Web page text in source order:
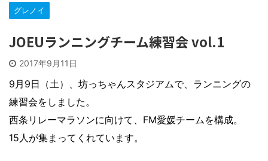
グレノイ
JOEUランニングチーム練習会 vol.1
2017年9月11日
9月9日（土）、坊っちゃんスタジアムで、ランニングの
練習会をしました。
西条リレーマラソンに向けて、FM愛媛チームを構成。
15人が集まってくれています。